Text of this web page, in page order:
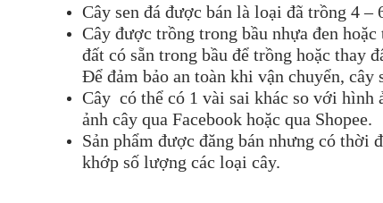
Cây sen đá được bán là loại đã trồng 4
Cây được trồng trong bầu nhựa đen
đất có sẵn trong bầu để trồng hoặc thay
Để đảm bảo an toàn khi vận chuyển,
Cây có thể có 1 vài sai khác so với hình
ảnh cây qua Facebook hoặc qua Shopee.
Sản phẩm được đăng bán nhưng có thời
khớp số lượng các loại cây.